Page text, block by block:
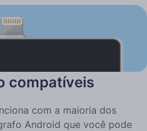
compatíveis
com a maioria dos
Android que você pode